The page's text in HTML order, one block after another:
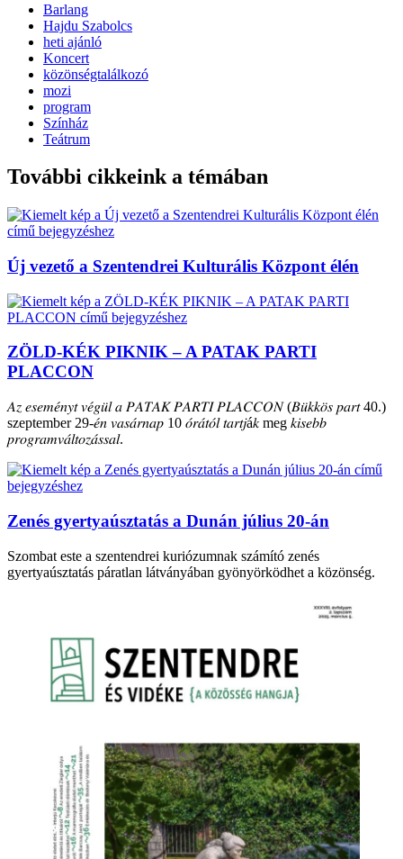
Barlang
Hajdu Szabolcs
heti ajánló
Koncert
közönségtalálkozó
mozi
program
Színház
Teátrum
További cikkeink a témában
Új vezető a Szentendrei Kulturális Központ élén
ZÖLD-KÉK PIKNIK – A PATAK PARTI
PLACCON
𝐴𝑧 𝑒𝑠𝑒𝑚𝑒́𝑛𝑦𝑡 𝑣𝑒́𝑔𝑢̈𝑙 𝑎 𝑃𝐴𝑇𝐴𝐾 𝑃𝐴𝑅𝑇𝐼 𝑃𝐿𝐴𝐶𝐶𝑂𝑁 (𝐵𝑢̈𝑘𝑘𝑜̈𝑠 𝑝𝑎𝑟𝑡 40.)
szeptember 29-𝑒́𝑛 𝑣𝑎𝑠𝑎́𝑟𝑛𝑎𝑝 10 𝑜́𝑟𝑎́𝑡𝑜́𝑙 𝑡𝑎𝑟𝑡𝑗á𝑘 meg 𝑘𝑖𝑠𝑒𝑏𝑏
𝑝𝑟𝑜𝑔𝑟𝑎𝑚𝑣𝑎́𝑙𝑡𝑜𝑧𝑎́𝑠𝑠𝑎𝑙.
Zenés gyertyaúsztatás a Dunán július 20-án
Szombat este a szentendrei kuriózumnak számító zenés
gyertyaúsztatás páratlan látványában gyönyörködhet a közönség.